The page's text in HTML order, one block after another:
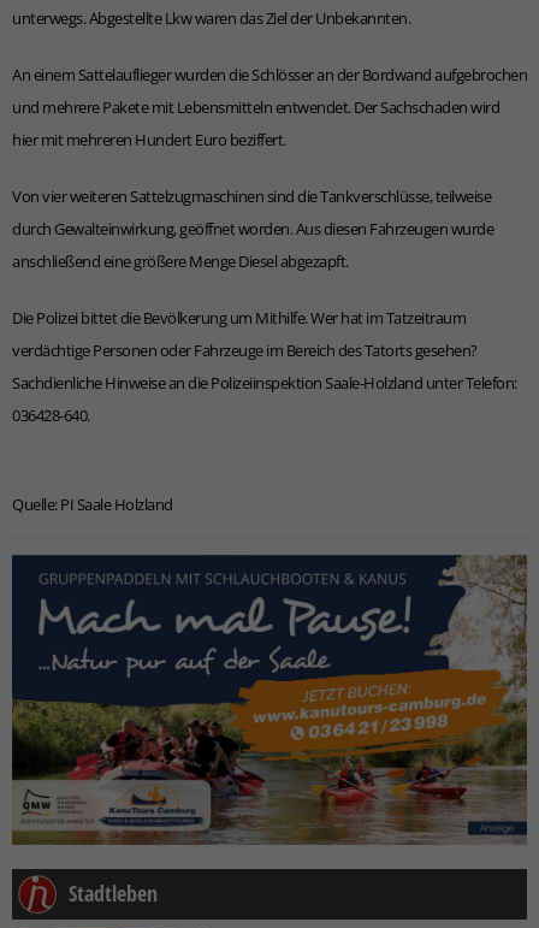
unterwegs. Abgestellte Lkw waren das Ziel der Unbekannten.
An einem Sattelauflieger wurden die Schlösser an der Bordwand aufgebrochen
und mehrere Pakete mit Lebensmitteln entwendet. Der Sachschaden wird
hier mit mehreren Hundert Euro beziffert.
Von vier weiteren Sattelzugmaschinen sind die Tankverschlüsse, teilweise
durch Gewalteinwirkung, geöffnet worden. Aus diesen Fahrzeugen wurde
anschließend eine größere Menge Diesel abgezapft.
Die Polizei bittet die Bevölkerung um Mithilfe. Wer hat im Tatzeitraum
verdächtige Personen oder Fahrzeuge im Bereich des Tatorts gesehen?
Sachdienliche Hinweise an die Polizeiinspektion Saale-Holzland unter Telefon:
036428-640.
Quelle: PI Saale Holzland
Stadtleben